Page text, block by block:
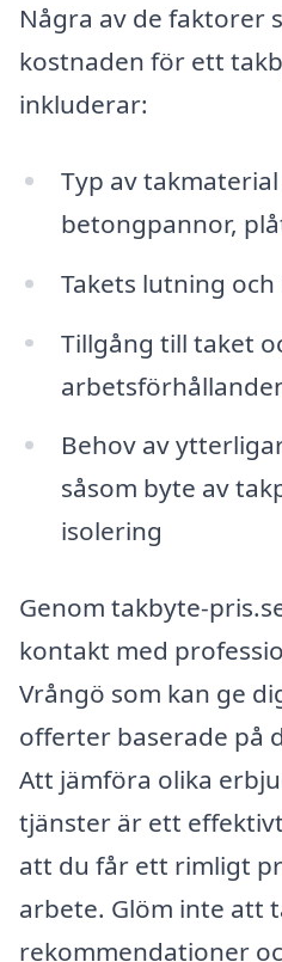
Några av de faktorer
kostnaden för ett
inkluderar:
Typ av
betongpannor,
Takets lutning
Tillgång till taket
Behov av
såsom byte av
isolering
Genom takbyte-
kontakt med
Vrångö som kan ge
offerter baserade på
Att jämföra olika
tjänster är ett
att du får ett rimligt
arbete. Glöm inte att
rekommendationer